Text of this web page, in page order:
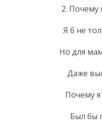
2. Почему
Я б не
Но для
Даже
Почему
Был бы